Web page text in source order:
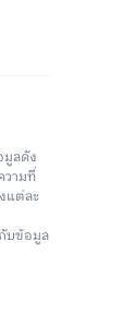
มูลดัง
ามที่
แต่ละ
บข้อมูล